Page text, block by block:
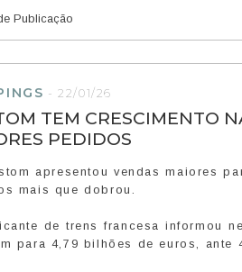
-22/01/26
TEM CRESCIMENTO
PEDIDOS
apresentou vendas maiores
mais que dobrou.
de trens francesa informou
para 4,79 bilhões de euros,